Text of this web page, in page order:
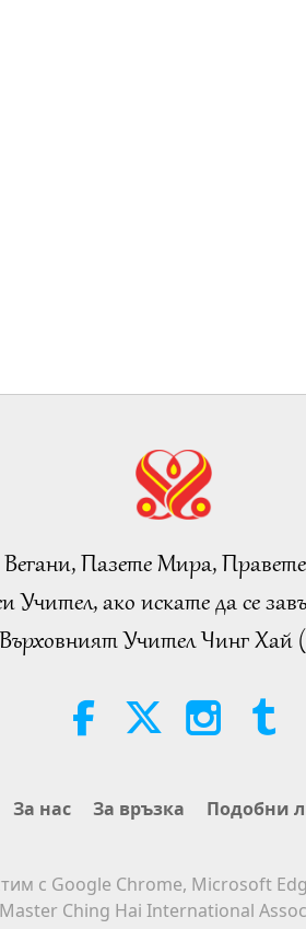
Вегани, Пазете Мира,
Учител, ако искате да се
Учител Чинг Хай
За нас За връзка Подобни
с Google Chrome, Microsoft
Ching Hai International